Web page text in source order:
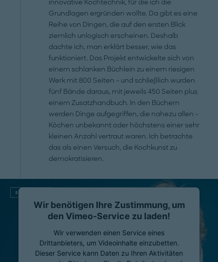
innovative Kochtechnik, für die ich die
Grundlagen ergründen wollte. Da gibt es eine
Reihe von Dingen, die auf den ersten Blick
ziemlich unlogisch erscheinen. Deshalb
dachte ich, man erklärt besser, wie das
funktioniert. Das Projekt entwickelte sich von
einem schlanken Büchlein zu einem riesigen
Werk mit 800 Seiten – und schließlich wurden
fünf Bände daraus, mit jeweils 450 Seiten plus
einem Zusatzhandbuch. In den Büchern
werden Dinge aufgegriffen, die nahezu allen ­
Köchen unbekannt oder höchstens einer sehr
kleinen Anzahl vertraut waren. Ich betrachte
das als einen Versuch, die Kochkunst zu
demokratisieren.
Wir benötigen Ihre Zustimmung, um
den Vimeo-Service zu laden!
Wir verwenden einen Service eines
Drittanbieters, um Videoinhalte einzubetten.
Dieser Service kann Daten zu Ihren Aktivitäten